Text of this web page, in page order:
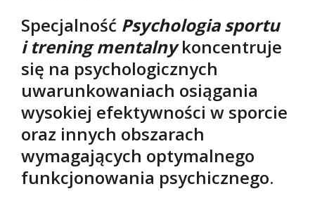
Specjalność Psychologia sportu
i trening mentalnykoncentruje
się na psychologicznych
uwarunkowaniach osiągania
wysokiej efektywności w sporcie
oraz innych obszarach
wymagających optymalnego
funkcjonowania psychicznego.